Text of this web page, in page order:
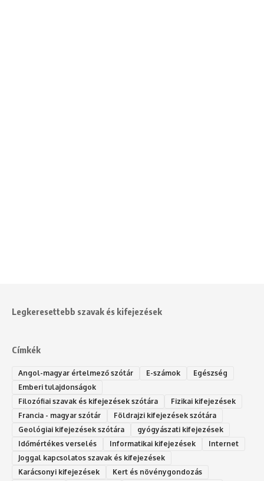
Legkeresettebb szavak és kifejezések
Címkék
Angol-magyar értelmező szótár E-számok
Egészség
Emberi tulajdonságok
Filozófiai szavak és kifejezések szótára
Fizikai kifejezések
Francia - magyar szótár
Földrajzi kifejezések szótára
Geológiai kifejezések szótára
gyógyászati kifejezések
Időmértékes verselés
Informatikai kifejezések
Internet
Joggal kapcsolatos szavak és kifejezések
Karácsonyi kifejezések
Kert és növénygondozás